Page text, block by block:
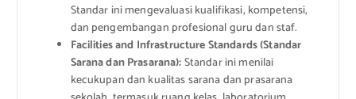
Standar ini mengevaluasi kualifikasi, kompetensi,
dan pengembangan profesional guru dan staf.
Facilities and Infrastructure Standards (Standar
Sarana dan Prasarana):Standar ini menilai
kecukupan dan kualitas sarana dan prasarana